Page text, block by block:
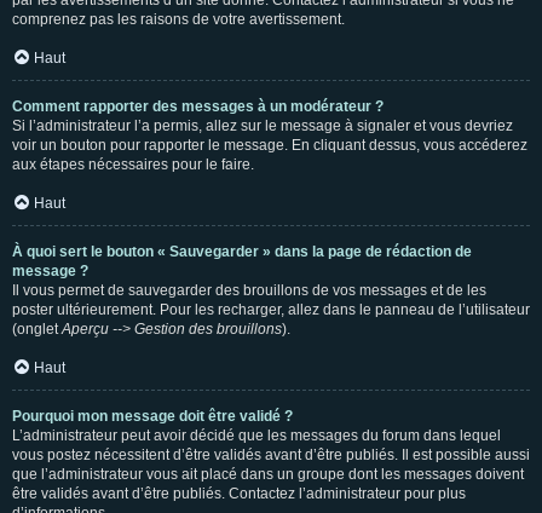
comprenez pas les raisons de votre avertissement.
Haut
Comment rapporter des messages à un modérateur ?
Si l’administrateur l’a permis, allez sur le message à signaler et vous devriez
voir un bouton pour rapporter le message. En cliquant dessus, vous accéderez
aux étapes nécessaires pour le faire.
Haut
À quoi sert le bouton « Sauvegarder » dans la page de rédaction de
message ?
Il vous permet de sauvegarder des brouillons de vos messages et de les
poster ultérieurement. Pour les recharger, allez dans le panneau de l’utilisateur
(ongletAperçu --> Gestion des brouillons).
Haut
Pourquoi mon message doit être validé ?
L’administrateur peut avoir décidé que les messages du forum dans lequel
vous postez nécessitent d’être validés avant d’être publiés. Il est possible aussi
que l’administrateur vous ait placé dans un groupe dont les messages doivent
être validés avant d’être publiés. Contactez l’administrateur pour plus